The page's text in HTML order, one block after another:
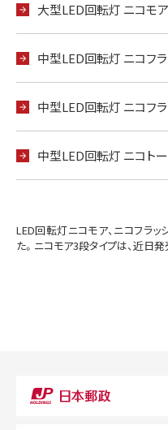
大型LED回転灯 ニコモア
中型LED回転灯 ニコフラ
中型LED回転灯 ニコフラ
中型LED回転灯 ニコト
LED回転灯ニコモア、ニコフラッ
た。ニコモア3段タイプは、近日